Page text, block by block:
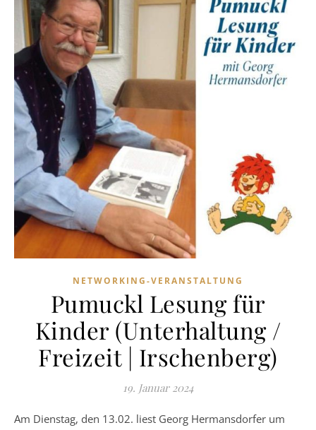
NETWORKING-VERANSTALTUNG
Pumuckl Lesung für
Kinder (Unterhaltung /
Freizeit | Irschenberg)
19. Januar 2024
Am Dienstag, den 13.02. liest Georg Hermansdorfer um